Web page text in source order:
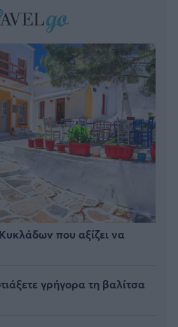
που αξίζει να
γρήγορα τη βαλίτσα